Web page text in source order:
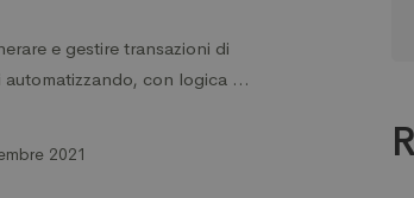
e gestire transazioni di
con logica …
2021